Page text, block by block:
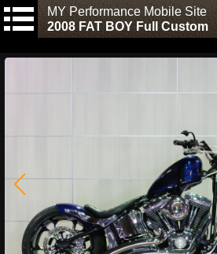
MY Performance Mobile Site
2008 FAT BOY Full Custom